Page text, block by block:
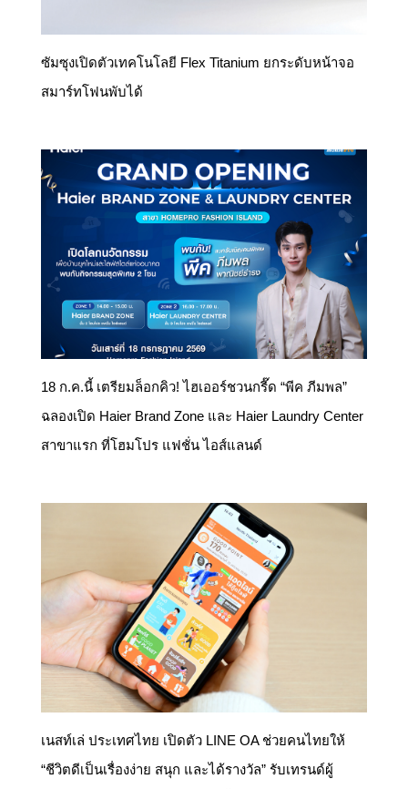
ซัมซุงเปิดตัวเทคโนโลยี Flex Titanium ยกระดับหน้าจอ
สมาร์ทโฟนพับได้
18 ก.ค.นี้ เตรียมล็อกคิว! ไฮเออร์ชวนกรี๊ด “พีค ภีมพล”
ฉลองเปิด Haier Brand Zone และ Haier Laundry Center
สาขาแรก ที่โฮมโปร แฟชั่น ไอส์แลนด์
เนสท์เล่ ประเทศไทย เปิดตัว LINE OA ช่วยคนไทยให้
“ชีวิตดีเป็นเรื่องง่าย สนุก และได้รางวัล” รับเทรนด์ผู้